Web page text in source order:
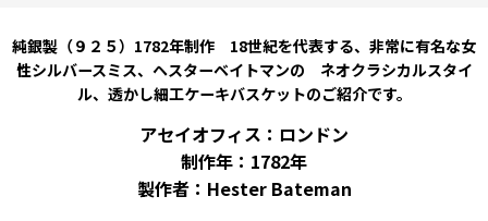
純銀製（９２５）1782年制作 18世紀を代表する、非常に有名な女
性シルバースミス、ヘスターベイトマンの ネオクラシカルスタイ
ル、透かし細工ケーキバスケットのご紹介です。
アセイオフィス：ロンドン
制作年：1782年
製作者：Hester Bateman